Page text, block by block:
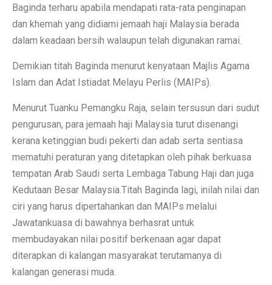
Baginda terharu apabila mendapati rata-rata penginapan
dan khemah yang didiami jemaah haji Malaysia berada
dalam keadaan bersih walaupun telah digunakan ramai.
Demikian titah Baginda menurut kenyataan Majlis Agama
Islam dan Adat Istiadat Melayu Perlis (MAIPs).
Menurut Tuanku Pemangku Raja, selain tersusun dari sudut
pengurusan, para jemaah haji Malaysia turut disenangi
kerana ketinggian budi pekerti dan adab serta sentiasa
mematuhi peraturan yang ditetapkan oleh pihak berkuasa
tempatan Arab Saudi serta Lembaga Tabung Haji dan juga
Kedutaan Besar Malaysia.Titah Baginda lagi, inilah nilai dan
ciri yang harus dipertahankan dan MAIPs melalui
Jawatankuasa di bawahnya berhasrat untuk
membudayakan nilai positif berkenaan agar dapat
diterapkan di kalangan masyarakat terutamanya di
kalangan generasi muda.